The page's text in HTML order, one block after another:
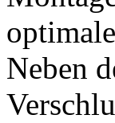
Neben